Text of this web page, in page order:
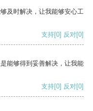
及时解决，让我能够安心工
支持[0] 反对[0]
能够得到妥善解决，让我能
支持[0] 反对[0]